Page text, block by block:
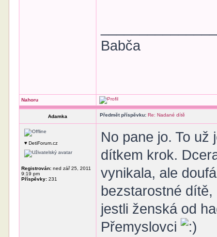
Babča
Nahoru
Adamka Předmět příspěvku: Re: Nadané dítě
♥ DetiForum.cz
Registrován: ned zář 25, 2011
9:19 pm
Příspěvky: 231
No pane jo. To
dítkem krok.
vynikala, ale
bezstarostné
jestli ženská od
Přemyslovci